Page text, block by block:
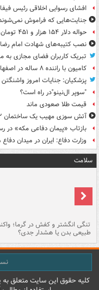
افشای رسوایی اخلاقی رئیس فیفا
جنایت‌هایی که فراموش
حواله دلار ۱۵۴ هزار و ۴۵۱ تومان شد
نصب کتیبه‌های شهادت امام
تبریک کاربران فضای مجازی به
کامیون با راننده ۸ ساله در اصفهان توقیف شد
پزشکیان: جنایات امروز
"سوپر ال‌نینو"در راه است؟
قیمت طلا صعودی ماند
آتش سوزی مهیب یک ساختمان ۱۲ طبقه در جاکارتا
بازتاب «پیمان دفاعی مکه» در
وزارت دفاع: ایران در میدان
سلامت
تنگی انگشتر و کفش در گرما؛
طبیعی بدن یا هشدار جدی؟
کليه حقوق اين سايت متعلق به